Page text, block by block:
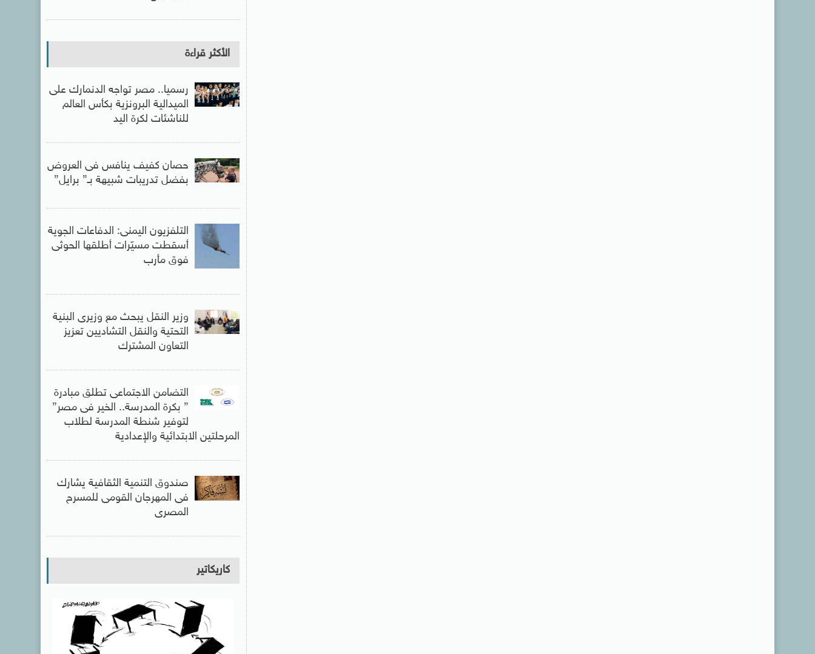
الأكثر قراءة
رسميا.. مصر تواجه الدنمارك على
الميدالية البرونزية بكأس العالم
للناشئات لكرة اليد
حصان كفيف ينافس فى العروض
بفضل تدريبات شبيهة بـ” برايل”
التلفزيون اليمنى: الدفاعات الجوية
أسقطت مسيّرات أطلقها الحوثى
فوق مأرب
وزير النقل يبحث مع وزيرى البنية
التحتية والنقل التشاديين تعزيز
التعاون المشترك
التضامن الاجتماعى تطلق مبادرة
” بكرة المدرسة.. الخير فى مصر”
لتوفير شنطة المدرسة لطلاب
المرحلتين الابتدائية والإعدادية
صندوق التنمية الثقافية يشارك
فى المهرجان القومى للمسرح
المصرى
كاريكاتير